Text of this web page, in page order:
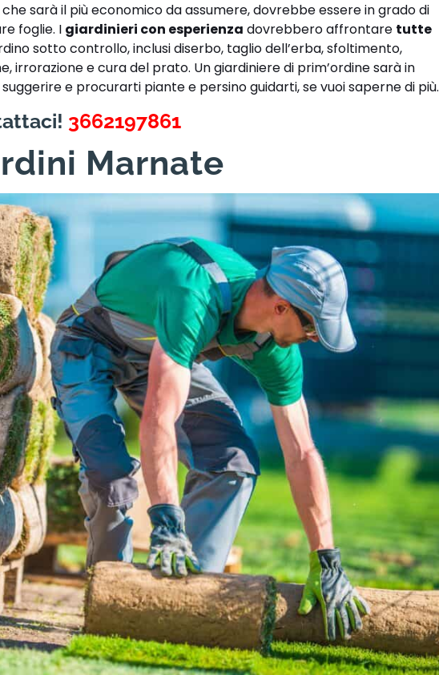
sarà il più economico da assumere, dovrebbe essere in grado di
foglie. I giardinieri con esperienza dovrebbero affrontare tutte
sotto controllo, inclusi diserbo, taglio dell’erba, sfoltimento,
irrorazione e cura del prato. Un giardiniere di prim’ordine sarà in
e procurarti piante e persino guidarti, se vuoi saperne di più.
3662197861
Marnate